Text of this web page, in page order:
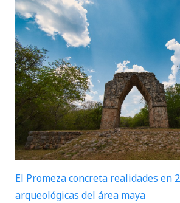
El Promeza concreta realidades en
arqueológicas del área maya